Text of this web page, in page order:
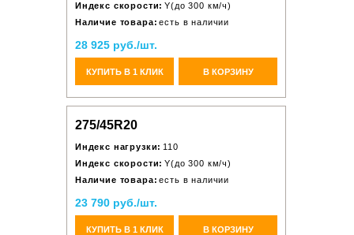
Индекс скорости: Y(до 300 км/ч)
Наличие товара: есть в наличии
28 925 руб./шт.
КУПИТЬ В 1 КЛИК В КОРЗИНУ
275/45R20
Индекс нагрузки: 110
Индекс скорости: Y(до 300 км/ч)
Наличие товара: есть в наличии
23 790 руб./шт.
КУПИТЬ В 1 КЛИК В КОРЗИНУ